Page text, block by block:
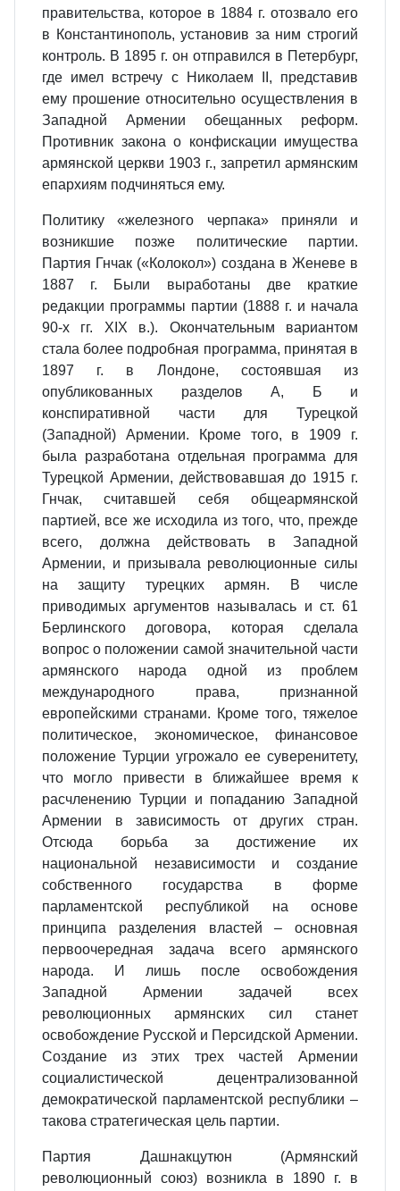
правительства, которое в 1884 г. отозвало его
в Константинополь, установив за ним строгий
контроль. В 1895 г. он отправился в Петербург,
где имел встречу с Николаем II, представив
ему прошение относительно осуществления в
Западной Армении обещанных реформ.
Противник закона о конфискации имущества
армянской церкви 1903 г., запретил армянским
епархиям подчиняться ему.
Политику «железного черпака» приняли и
возникшие позже политические партии.
Партия Гнчак («Колокол») создана в Женеве в
1887 г. Были выработаны две краткие
редакции программы партии (1888 г. и начала
90-х гг. ХIХ в.). Окончательным вариантом
стала более подробная программа, принятая в
1897 г. в Лондоне, состоявшая из
опубликованных разделов А, Б и
конспиративной части для Турецкой
(Западной) Армении. Кроме того, в 1909 г.
была разработана отдельная программа для
Турецкой Армении, действовавшая до 1915 г.
Гнчак, считавшей себя общеармянской
партией, все же исходила из того, что, прежде
всего, должна действовать в Западной
Армении, и призывала революционные силы
на защиту турецких армян. В числе
приводимых аргументов называлась и ст. 61
Берлинского договора, которая сделала
вопрос о положении самой значительной части
армянского народа одной из проблем
международного права, признанной
европейскими странами. Кроме того, тяжелое
политическое, экономическое, финансовое
положение Турции угрожало ее суверенитету,
что могло привести в ближайшее время к
расчленению Турции и попаданию Западной
Армении в зависимость от других стран.
Отсюда борьба за достижение их
национальной независимости и создание
собственного государства в форме
парламентской республикой на основе
принципа разделения властей – основная
первоочередная задача всего армянского
народа. И лишь после освобождения
Западной Армении задачей всех
революционных армянских сил станет
освобождение Русской и Персидской Армении.
Создание из этих трех частей Армении
социалистической децентрализованной
демократической парламентской республики –
такова стратегическая цель партии.
Партия Дашнакцутюн (Армянский
революционный союз) возникла в 1890 г. в